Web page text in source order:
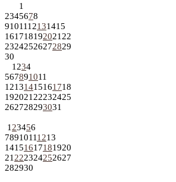
1
2345678
9101112131415
161718192021 22
23242526272829
30
1 234
567891011
12131415161718
192021 22232425
262728293031
1 23456
78910111213
14151617181920
21 222324252627
282930